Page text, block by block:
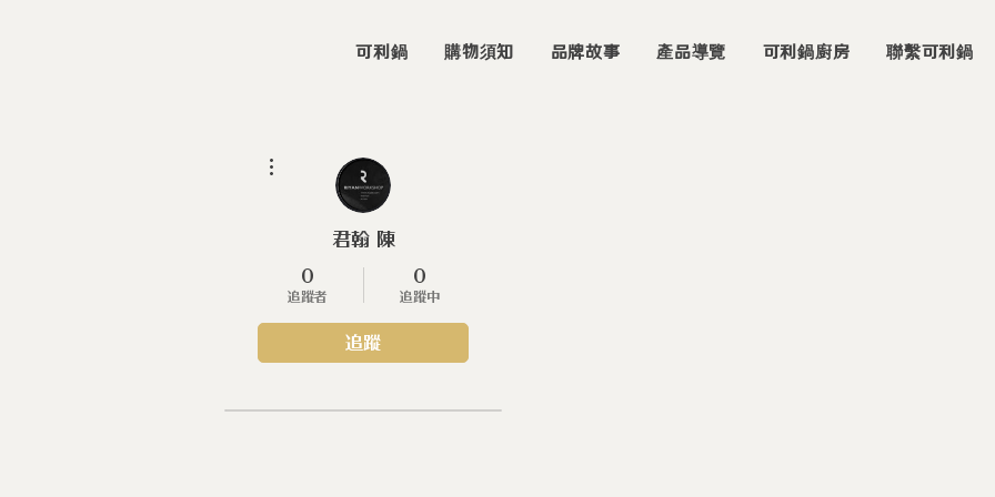
可利鍋 購物須知 品牌故事 產品導覽 可利鍋廚房 聯繫可利鍋
君翰 陳
0
追蹤者
0
追蹤中
追蹤